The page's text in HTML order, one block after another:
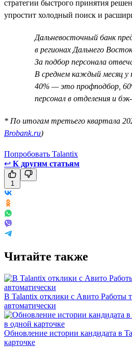
стратегии быстрого принятия
упростит холодный поиск и
Дальневосточный банк
в регионах Дальнего
За подбор персонала
В среднем каждый месяц у
40% — это профподбор,
персонал в отделения и
* По итогам третьего квартала
Brobank.ru)
Попробовать Talantix
↩ К другим статьям
1
Читайте также
В Talantix отклики с Авито Работы
автоматически
Обновление истории кандидата в
карточке